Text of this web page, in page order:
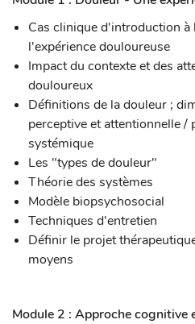
Cas clinique d'introduction à
l'expérience douloureuse
Impact du contexte et des
douloureux
Définitions de la douleur ;
perceptive et attentionnelle /
systémique
Les "types de douleur"
Théorie des systèmes
Modèle biopsychosocial
Techniques d'entretien
Définir le projet
moyens
Module 2 : Approche cognitive